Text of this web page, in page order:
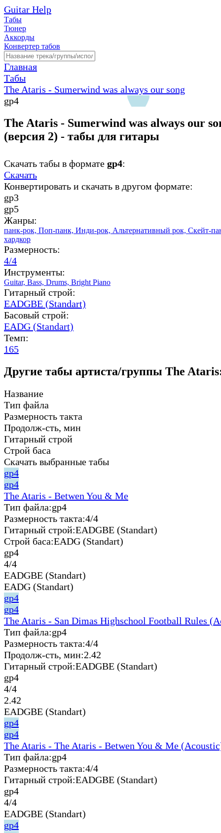
Guitar Help
Табы
Тюнер
Аккорды
Конвертер табов
Главная
Табы
The Ataris - Sumerwind was always our song
gp4
The Ataris - Sumerwind was always our
(версия 2) - табы для гитары
Скачать табы в формате gp4:
Скачать
Конвертировать и скачать в другом формате:
gp3
gp5
Жанры:
панк-рок, Поп-панк, Инди-рок, Альтернативный рок, Скейт-
хардкор
Размерность:
4/4
Инструменты:
Guitar, Bass, Drums, Bright Piano
Гитарный строй:
EADGBE (Standart)
Басовый строй:
EADG (Standart)
Темп:
165
Другие табы артиста/группы The
Название
Тип файла
Размерность такта
Продолж-сть, мин
Гитарный строй
Строй баса
Скачать выбранные табы
gp4
gp4
The Ataris - Betwen You & Me
Тип файла:gp4
Размерность такта:4/4
Гитарный строй:EADGBE (Standart)
Строй баса:EADG (Standart)
gp4
4/4
EADGBE (Standart)
EADG (Standart)
gp4
gp4
The Ataris - San Dimas Highschool Football Rules
Тип файла:gp4
Размерность такта:4/4
Продолж-сть, мин:2.42
Гитарный строй:EADGBE (Standart)
gp4
4/4
2.42
EADGBE (Standart)
gp4
gp4
The Ataris - The Ataris - Betwen You & Me
Тип файла:gp4
Размерность такта:4/4
Гитарный строй:EADGBE (Standart)
gp4
4/4
EADGBE (Standart)
gp4